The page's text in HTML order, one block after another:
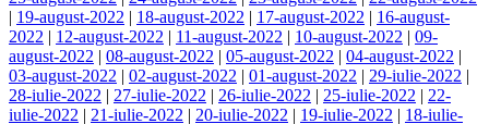
| 19-august-2022 | 18-august-2022 | 17-august-2022 | 16-august-
2022 | 12-august-2022 | 11-august-2022 | 10-august-2022 | 09-
august-2022 | 08-august-2022 | 05-august-2022 | 04-august-2022 |
03-august-2022 | 02-august-2022 | 01-august-2022 | 29-iulie-2022 |
28-iulie-2022 | 27-iulie-2022 | 26-iulie-2022 | 25-iulie-2022 | 22-
iulie-2022 | 21-iulie-2022 | 20-iulie-2022 | 19-iulie-2022 | 18-iulie-